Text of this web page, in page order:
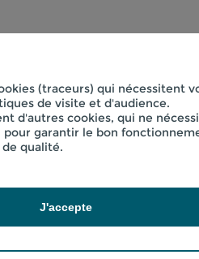
(traceurs) qui nécessitent
de visite et d'audience.
d'autres cookies, qui ne
pour garantir le bon
qualité.
J'accepte